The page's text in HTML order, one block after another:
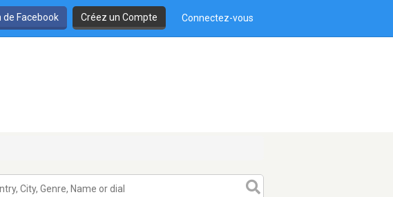
de Facebook Créez un Compte Connectez-vous